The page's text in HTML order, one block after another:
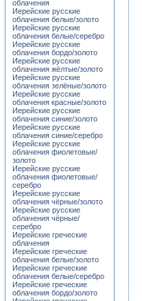
облачения
Иерейские русские
облачения белые/золото
Иерейские русские
облачения белые/серебро
Иерейские русские
облачения бордо/золото
Иерейские русские
облачения жёлтые/золото
Иерейские русские
облачения зелёные/золото
Иерейские русские
облачения красные/золото
Иерейские русские
облачения синие/золото
Иерейские русские
облачения синие/серебро
Иерейские русские
облачения фиолетовые/
золото
Иерейские русские
облачения фиолетовые/
серебро
Иерейские русские
облачения чёрные/золото
Иерейские русские
облачения чёрные/
серебро
Иерейские греческие
облачения
Иерейские греческие
облачения белые/золото
Иерейские греческие
облачения белые/серебро
Иерейские греческие
облачения бордо/золото